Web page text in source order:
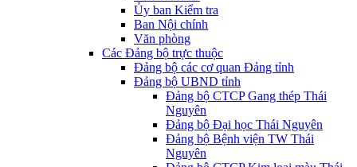
Ủy ban Kiểm tra
Ban Nội chính
Văn phòng
Các Đảng bộ trực thuộc
Đảng bộ các cơ quan Đảng tỉnh
Đảng bộ UBND tỉnh
Đảng bộ CTCP Gang thép Thái
Nguyên
Đảng bộ Đại học Thái Nguyên
Đảng bộ Bệnh viện TW Thái
Nguyên